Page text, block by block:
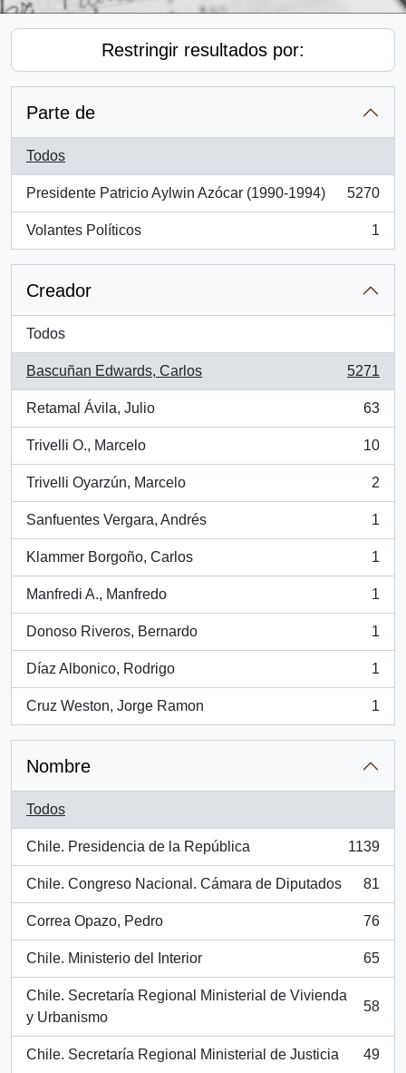
Restringir resultados por:
Parte de
Todos
Presidente Patricio Aylwin Azócar (1990-1994)
, 5270 resultados
5270
Volantes Políticos
, 1 resultados
1
Creador
Todos
Bascuñan Edwards, Carlos
, 5271 resultados
5271
Retamal Ávila, Julio
, 63 resultados
63
Trivelli O., Marcelo
, 10 resultados
10
Trivelli Oyarzún, Marcelo
, 2 resultados
2
Sanfuentes Vergara, Andrés
, 1 resultados
1
Klammer Borgoño, Carlos
, 1 resultados
1
Manfredi A., Manfredo
, 1 resultados
1
Donoso Riveros, Bernardo
, 1 resultados
1
Díaz Albonico, Rodrigo
, 1 resultados
1
Cruz Weston, Jorge Ramon
, 1 resultados
1
Nombre
Todos
Chile. Presidencia de la República
, 1139 resultados
1139
Chile. Congreso Nacional. Cámara de Diputados
, 81 resultados
81
Correa Opazo, Pedro
, 76 resultados
76
Chile. Ministerio del Interior
, 65 resultados
65
Chile. Secretaría Regional Ministerial de Vivienda
y Urbanismo
, 58 resultados
58
Chile. Secretaría Regional Ministerial de Justicia
, 49 resultados
49